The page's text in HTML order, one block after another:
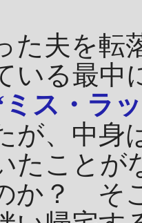
夫を転
いる最中
ミス・ラ
が、中身
たことが
か？ そ